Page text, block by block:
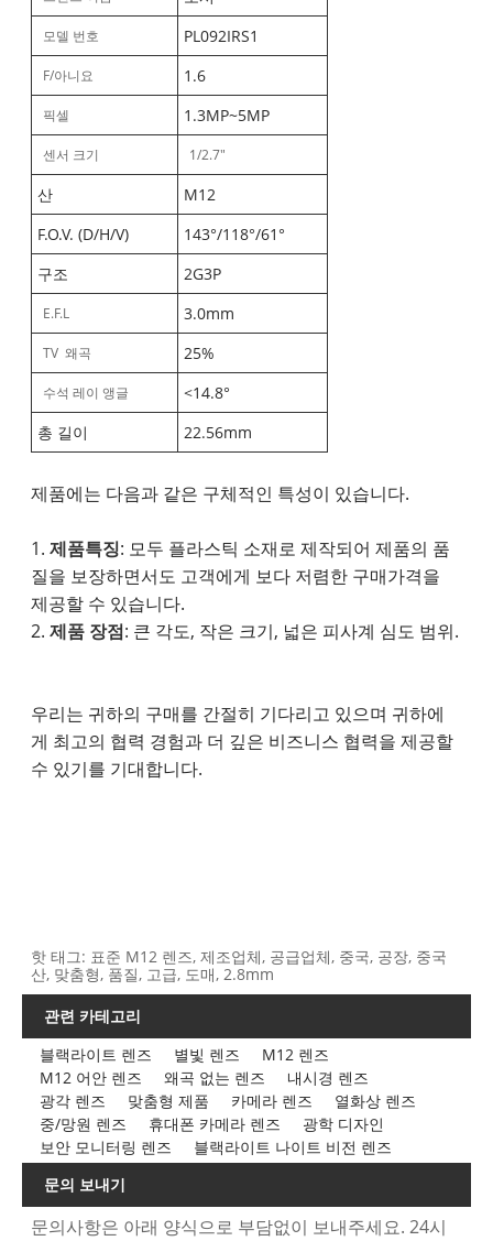
모델 번호 PL092IRS1
F/아니요 1.6
픽셀 1.3MP~5MP
센서 크기 1/2.7"
산
M12
F.O.V. (D/H/V)
143°/118°/61°
구조
2G3P
E.F.L 3.0mm
TV 왜곡 25%
수석 레이 앵글
<14.8°
총 길이
22.56mm
제품에는 다음과 같은 구체적인 특성이 있습니다.
1.제품특징: 모두 플라스틱 소재로 제작되어 제품의 품
질을 보장하면서도 고객에게 보다 저렴한 구매가격을
제공할 수 있습니다.
2.제품 장점: 큰 각도, 작은 크기, 넓은 피사계 심도 범위.
우리는 귀하의 구매를 간절히 기다리고 있으며 귀하에
게 최고의 협력 경험과 더 깊은 비즈니스 협력을 제공할
수 있기를 기대합니다.
핫 태그: 표준 M12 렌즈, 제조업체, 공급업체, 중국, 공장, 중국
산, 맞춤형, 품질, 고급, 도매, 2.8mm
관련 카테고리
블랙라이트 렌즈
별빛 렌즈
M12 렌즈
M12 어안 렌즈
왜곡 없는 렌즈
내시경 렌즈
광각 렌즈
맞춤형 제품 카메라 렌즈
열화상 렌즈
중/망원 렌즈
휴대폰 카메라 렌즈
광학 디자인
보안 모니터링 렌즈
블랙라이트 나이트 비전 렌즈
문의 보내기
문의사항은 아래 양식으로 부담없이 보내주세요. 24시